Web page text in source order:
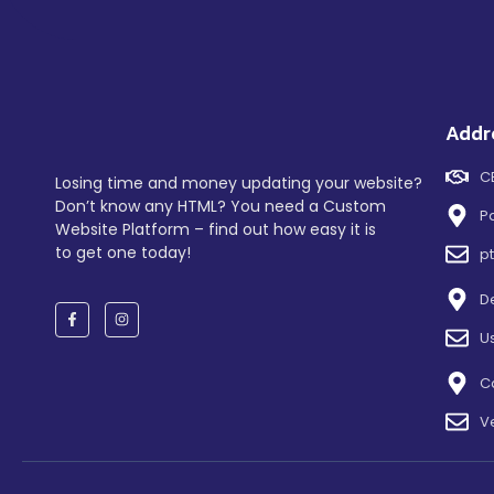
Losing time and money updating your website?
Don’t know any HTML? You need a Custom
Website Platform – find out how easy it is
to get one today!